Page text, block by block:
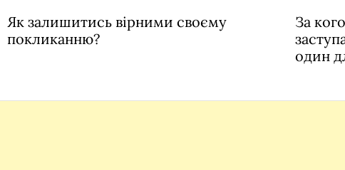
Як залишитись вірними своєму
покликанню?
За
один